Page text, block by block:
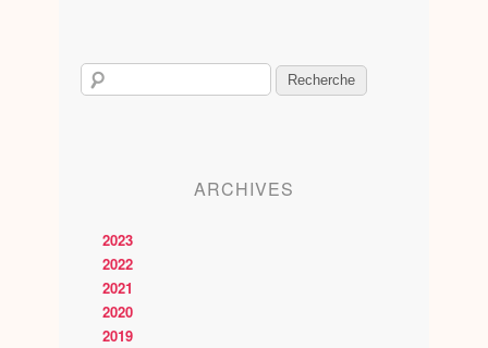
ARCHIVES
2023
2022
2021
2020
2019